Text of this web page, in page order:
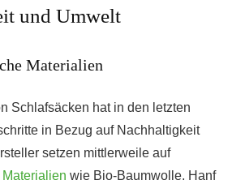
und Umwelt
Materialien
Schlafsäcken hat in den letzten
in Bezug auf Nachhaltigkeit
setzen mittlerweile auf
wie Bio-Baumwolle, Hanf